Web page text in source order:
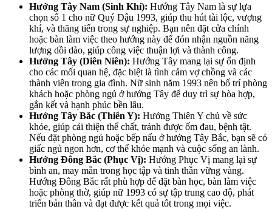
Hướng Tây Nam (Sinh Khí): Hướng Tây Nam là sự lựa
chọn số 1 cho nữ Quý Dậu 1993, giúp thu hút tài lộc, vượng
khí, và thăng tiến trong sự nghiệp. Bạn nên đặt cửa chính
hoặc bàn làm việc theo hướng này để đón nhận nguồn năng
lượng dồi dào, giúp công việc thuận lợi và thành công.
Hướng Tây (Diên Niên): Hướng Tây mang lại sự ổn định
cho các mối quan hệ, đặc biệt là tình cảm vợ chồng và các
thành viên trong gia đình. Nữ sinh năm 1993 nên bố trí phòng
khách hoặc phòng ngủ ở hướng Tây để duy trì sự hòa hợp,
gắn kết và hạnh phúc bền lâu.
Hướng Tây Bắc (Thiên Y): Hướng Thiên Y chủ về sức
khỏe, giúp cải thiện thể chất, tránh được ốm đau, bệnh tật.
Nếu đặt phòng ngủ hoặc bếp nấu ở hướng Tây Bắc, bạn sẽ có
giấc ngủ ngon hơn, cơ thể khỏe mạnh và cuộc sống an lành.
Hướng Đông Bắc (Phục Vị): Hướng Phục Vị mang lại sự
bình an, may mắn trong học tập và tinh thần vững vàng.
Hướng Đông Bắc rất phù hợp để đặt bàn học, bàn làm việc
hoặc phòng thờ, giúp nữ 1993 có sự tập trung cao độ, phát
triển bản thân và đạt được kết quả tốt trong mọi việc.